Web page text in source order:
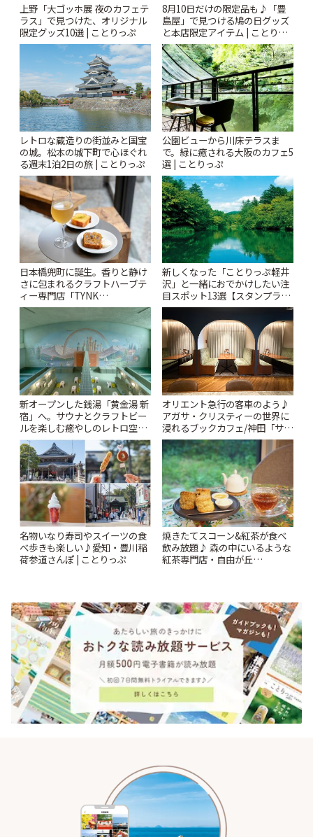
上野「大ゴッホ展 夜のカフェテ
ラス」で見つけた、オリジナル
限定グッズ10選 | ことりっぷ
8月10日だけの限定品も♪「豊
島屋」で見つける鳩の日グッズ
と本店限定アイテム | ことりっ
ぷ
レトロな蔵造りの街並みと国宝
の城。松本の城下町で心ほぐれ
る週末1泊2日の旅 | ことりっぷ
公園ビューから川床テラスま
で。緑に癒される大阪のカフェ5
選 | ことりっぷ
日本橋兜町に誕生。香りと静け
さに包まれるクラフトハーブテ
ィー専門店「TYNK
Kabutocho」 | ことりっぷ
新しくなった「ことりっぷ軽井
沢」と一緒におでかけしたい注
目スポット13選【スタンプラリ
ー開催中】 | ことりっぷ
新オープンした銭湯「黄金湯 新
宿」へ。サウナとクラフトビー
ルを楽しむ癒やしのレトロ空間
| ことりっぷ
オリエント急行の客車のよう♪
アガサ・クリスティーの世界に
浸れるブックカフェ/神田「サロ
ンクリスティ」 | ことりっぷ
名物いなり寿司やスイーツの食
べ歩きも楽しい♪愛知・豊川稲
荷参道さんぽ | ことりっぷ
焼きたてスコーン&紅茶が食べ
飲み放題♪ 森の中にいるような
紅茶専門店・自由が丘